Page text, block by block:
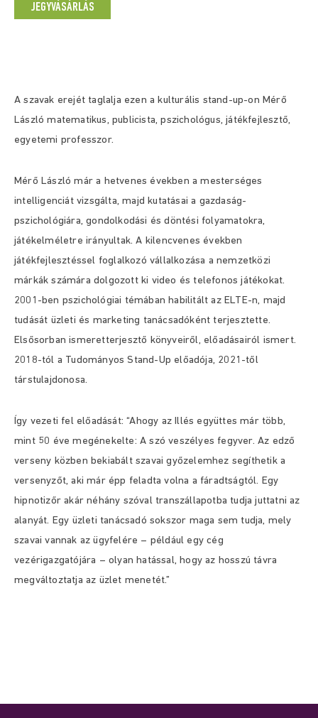
JEGYVÁSÁRLÁS
A szavak erejét taglalja ezen a kulturális stand-up-on Mérő
László matematikus, publicista, pszichológus, játékfejlesztő,
egyetemi professzor.
Mérő László már a hetvenes években a mesterséges
intelligenciát vizsgálta, majd kutatásai a gazdaság-
pszichológiára, gondolkodási és döntési folyamatokra,
játékelméletre irányultak. A kilencvenes években
játékfejlesztéssel foglalkozó vállalkozása a nemzetközi
márkák számára dolgozott ki video és telefonos játékokat.
2001-ben pszichológiai témában habilitált az ELTE-n, majd
tudását üzleti és marketing tanácsadóként terjesztette.
Elsősorban ismeretterjesztő könyveiről, előadásairól ismert.
2018-tól a Tudományos Stand-Up előadója, 2021-től
társtulajdonosa.
Így vezeti fel előadását: “Ahogy az Illés együttes már több,
mint 50 éve megénekelte: A szó veszélyes fegyver. Az edző
verseny közben bekiabált szavai győzelemhez segíthetik a
versenyzőt, aki már épp feladta volna a fáradtságtól. Egy
hipnotizőr akár néhány szóval transzállapotba tudja juttatni az
alanyát. Egy üzleti tanácsadó sokszor maga sem tudja, mely
szavai vannak az ügyfelére – például egy cég
vezérigazgatójára – olyan hatással, hogy az hosszú távra
megváltoztatja az üzlet menetét.”